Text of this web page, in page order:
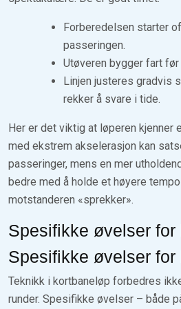
Forberedelsen starter
passeringen.
Utøveren bygger fart
Linjen justeres gradvis
rekker å svare i tide.
Her er det viktig at løperen kjenner
med ekstrem akselerasjon kan
passeringer, mens en mer
bedre med å holde et høyere
motstanderen «sprekker».
Spesifikke øvelser for
Spesifikke øvelser for
Teknikk i kortbaneløp forbedres
runder. Spesifikke øvelser – både